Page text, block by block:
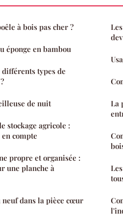
à bois pas cher ?
éponge en bambou
types de
de nuit
stockage agricole :
compte
propre et organisée :
une planche à
dans la pièce cœur
La